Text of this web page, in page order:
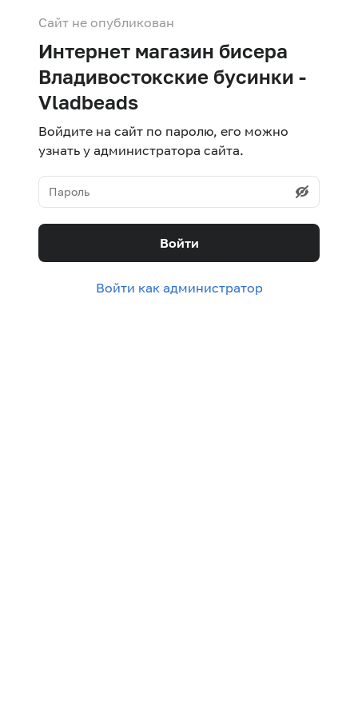
Сайт не опубликован
Интернет магазин бисера
Владивостокские бусинки -
Vladbeads
Войдите на сайт по паролю, его можно
узнать у администратора сайта.
Войти
Войти как администратор